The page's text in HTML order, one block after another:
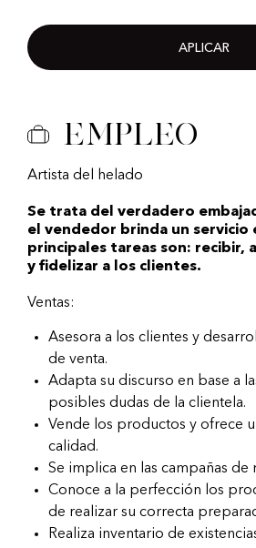
APLICAR
Empleo
Artista del helado
Se trata del verdadero
el vendedor brinda un servicio
principales tareas son: recibir,
y fidelizar a los clientes.
Ventas:
Asesora a los clientes y
de venta.
Adapta su discurso en base a
posibles dudas de la clientela.
Vende los productos y ofrece
calidad.
Se implica en las campañas de
Conoce a la perfección los
de realizar su correcta
Realiza inventario de